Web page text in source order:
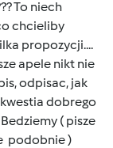
To niech
chcieliby
propozycji....
apele nikt nie
odpisac, jak
dobrego
( pisze
podobnie )